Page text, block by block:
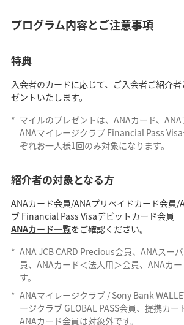
プログラム内容とご注意事項
特典
入会者のカードに応じて、ご入会者ご紹介
ゼントいたします。
* マイルのプレゼントは、ANAカード、ANA
ANAマイレージクラブ Financial Pass
ぞれお一人様1回のみ対象になります。
紹介者の対象となる方
ANAカード会員/ANAプリペイドカード会員/
ブ Financial Pass Visaデビットカード会員
ANAカード一覧をご確認ください。
* ANA JCB CARD Precious会員、ANAスー
員、ANAカード＜法人用＞会員、ANAカ
す。
* ANAマイレージクラブ / Sony Bank
ージクラブ GLOBAL PASS会員、提携カ
ANAカード会員は対象外です。